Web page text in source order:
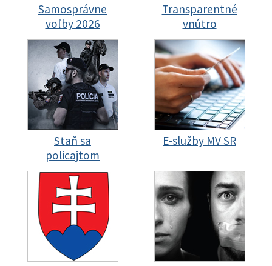
Samosprávne
voľby 2026
Transparentné
vnútro
Staň sa
policajtom
E-služby MV SR